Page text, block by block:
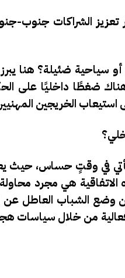
الشراكات جنوب-
سياحية ضئيلة؟ هنا
ضغطًا داخليًا على
استيعاب الخريجين
في وقتٍ حساس، حيث
هي مجرد محاولة
وضع الشباب العاطل عن
من خلال سياسات